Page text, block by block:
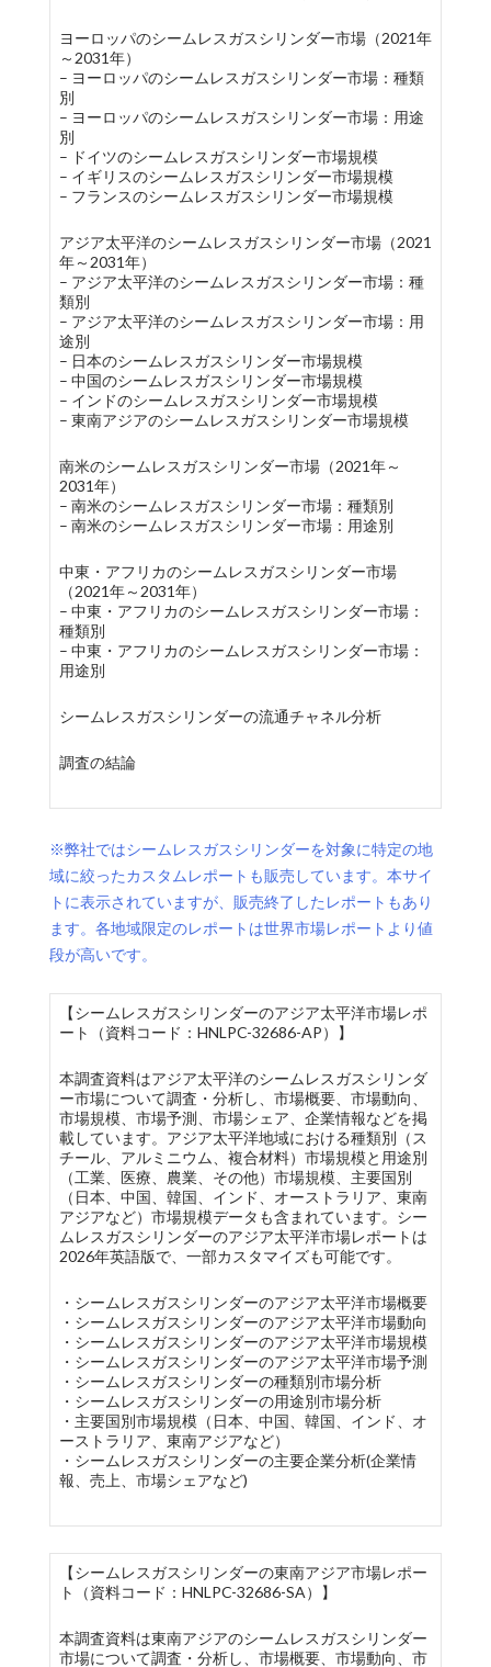
ヨーロッパのシームレスガスシリンダー市場（2021年
～2031年）
– ヨーロッパのシームレスガスシリンダー市場：種類
別
– ヨーロッパのシームレスガスシリンダー市場：用途
別
– ドイツのシームレスガスシリンダー市場規模
– イギリスのシームレスガスシリンダー市場規模
– フランスのシームレスガスシリンダー市場規模
アジア太平洋のシームレスガスシリンダー市場（2021
年～2031年）
– アジア太平洋のシームレスガスシリンダー市場：種
類別
– アジア太平洋のシームレスガスシリンダー市場：用
途別
– 日本のシームレスガスシリンダー市場規模
– 中国のシームレスガスシリンダー市場規模
– インドのシームレスガスシリンダー市場規模
– 東南アジアのシームレスガスシリンダー市場規模
南米のシームレスガスシリンダー市場（2021年～
2031年）
– 南米のシームレスガスシリンダー市場：種類別
– 南米のシームレスガスシリンダー市場：用途別
中東・アフリカのシームレスガスシリンダー市場
（2021年～2031年）
– 中東・アフリカのシームレスガスシリンダー市場：
種類別
– 中東・アフリカのシームレスガスシリンダー市場：
用途別
シームレスガスシリンダーの流通チャネル分析
調査の結論
※弊社ではシームレスガスシリンダーを対象に特定の地
域に絞ったカスタムレポートも販売しています。本サイ
トに表示されていますが、販売終了したレポートもあり
ます。各地域限定のレポートは世界市場レポートより値
段が高いです。
【シームレスガスシリンダーのアジア太平洋市場レポ
ート（資料コード：HNLPC-32686-AP）】
本調査資料はアジア太平洋のシームレスガスシリンダ
ー市場について調査・分析し、市場概要、市場動向、
市場規模、市場予測、市場シェア、企業情報などを掲
載しています。アジア太平洋地域における種類別（ス
チール、アルミニウム、複合材料）市場規模と用途別
（工業、医療、農業、その他）市場規模、主要国別
（日本、中国、韓国、インド、オーストラリア、東南
アジアなど）市場規模データも含まれています。シー
ムレスガスシリンダーのアジア太平洋市場レポートは
2026年英語版で、一部カスタマイズも可能です。
・シームレスガスシリンダーのアジア太平洋市場概要
・シームレスガスシリンダーのアジア太平洋市場動向
・シームレスガスシリンダーのアジア太平洋市場規模
・シームレスガスシリンダーのアジア太平洋市場予測
・シームレスガスシリンダーの種類別市場分析
・シームレスガスシリンダーの用途別市場分析
・主要国別市場規模（日本、中国、韓国、インド、オ
ーストラリア、東南アジアなど）
・シームレスガスシリンダーの主要企業分析(企業情
報、売上、市場シェアなど)
【シームレスガスシリンダーの東南アジア市場レポー
ト（資料コード：HNLPC-32686-SA）】
本調査資料は東南アジアのシームレスガスシリンダー
市場について調査・分析し、市場概要、市場動向、市